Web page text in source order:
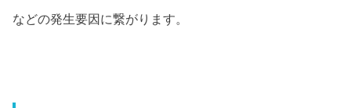
などの発生要因に繋がります。